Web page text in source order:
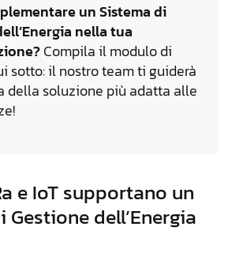
un Sistema di
nella tua
Compila il modulo di
sotto: il nostro team ti guiderà
della soluzione più adatta alle
e IoT supportano un
Gestione dell’Energia